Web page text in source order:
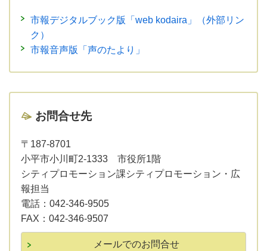
市報デジタルブック版「web kodaira」（外部リン
ク）
市報音声版「声のたより」
お問合せ先
〒187-8701
小平市小川町2-1333 市役所1階
シティプロモーション課シティプロモーション・広
報担当
電話： 042-346-9505
FAX： 042-346-9507